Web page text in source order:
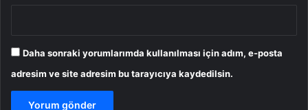
Daha sonraki yorumlarımda kullanılması için adım, e-posta
adresim ve site adresim bu tarayıcıya kaydedilsin.